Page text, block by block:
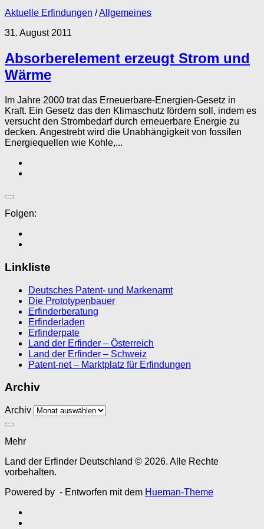
Aktuelle Erfindungen /Allgemeines
31. August 2011
Absorberelement erzeugt Strom und
Wärme
Im Jahre 2000 trat das Erneuerbare-Energien-Gesetz in
Kraft. Ein Gesetz das den Klimaschutz fördern soll, indem es
versucht den Strombedarf durch erneuerbare Energie zu
decken. Angestrebt wird die Unabhängigkeit von fossilen
Energiequellen wie Kohle,...
Folgen:
Linkliste
Deutsches Patent- und Markenamt
Die Prototypenbauer
Erfinderberatung
Erfinderladen
Erfinderpate
Land der Erfinder – Österreich
Land der Erfinder – Schweiz
Patent-net – Marktplatz für Erfindungen
Archiv
Archiv
Mehr
Land der Erfinder Deutschland © 2026. Alle Rechte
vorbehalten.
Powered by - Entworfen mit dem Hueman-Theme